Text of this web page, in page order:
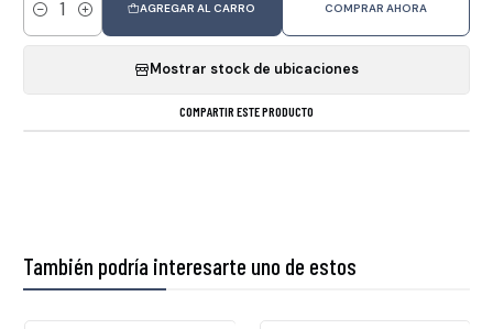
Cantidad
AGREGAR AL CARRO COMPRAR AHORA
Mostrar stock de ubicaciones
COMPARTIR ESTE PRODUCTO
También podría interesarte uno de estos